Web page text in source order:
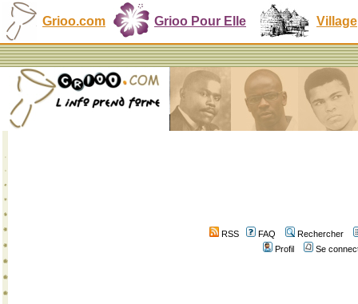
Grioo.com Grioo Pour Elle Village
RSS FAQ
Rechercher
Profil
Se